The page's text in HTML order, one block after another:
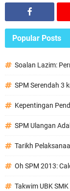
Popular Posts
Soalan Lazim:
SPM Serendah 3
Kepentingan
SPM Ulangan
Tarikh
Oh SPM 2013:
Takwim UBK